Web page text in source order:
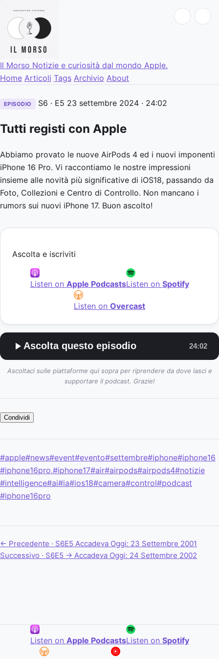
Il Morso Notizie e curiosità dal mondo Apple.
Home Articoli Tags Archivio About
EPISODIO S6 · E5 23 settembre 2024 · 24:02
Tutti registi con Apple
Abbiamo provato le nuove AirPods 4 ed i nuovi imponenti
iPhone 16 Pro. Vi raccontiamo le nostre impressioni
insieme alle novità più significative di iOS18, passando da
Foto, Collezioni e Centro di Controllo. Non mancano i
rumors sui nuovi iPhone 17. Buon ascolto!
Ascolta e iscriviti
Listen on Apple PodcastsListen on Spotify
Listen on Overcast
Ascolta questo episodio 24:02
Ascoltaci sulle piattaforme qui sopra per riprendere da dove lasci e
supportare il podcast. Grazie!
Condividi
#apple#news#event#evento#settembre#iphone#iphone16
#iphone16pro,#iphone17#air#airpods#airpods4#notizie
#intelligence#ai#ia#ios18#camera#control#podcast
#iphone16pro
← Precedente · S6E5 Accadeva Oggi: 23 Settembre 2001
Successivo · S6E5 → Accadeva Oggi: 24 Settembre 2002
Listen on Apple PodcastsListen on Spotify